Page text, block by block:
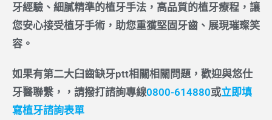
牙經驗、細膩精準的植牙手法，高品質的植牙療程，讓
您安心接受植牙手術，助您重獲堅固牙齒、展現璀璨笑
容。
如果有第二大臼齒缺牙ptt相關相關問題，歡迎與悠仕
牙醫聯繫，，請撥打諮詢專線0800-614880或立即填
寫植牙諮詢表單